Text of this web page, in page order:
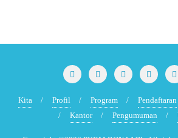
Kita Profil Program Pendaftaran
Kantor
Pengumuman